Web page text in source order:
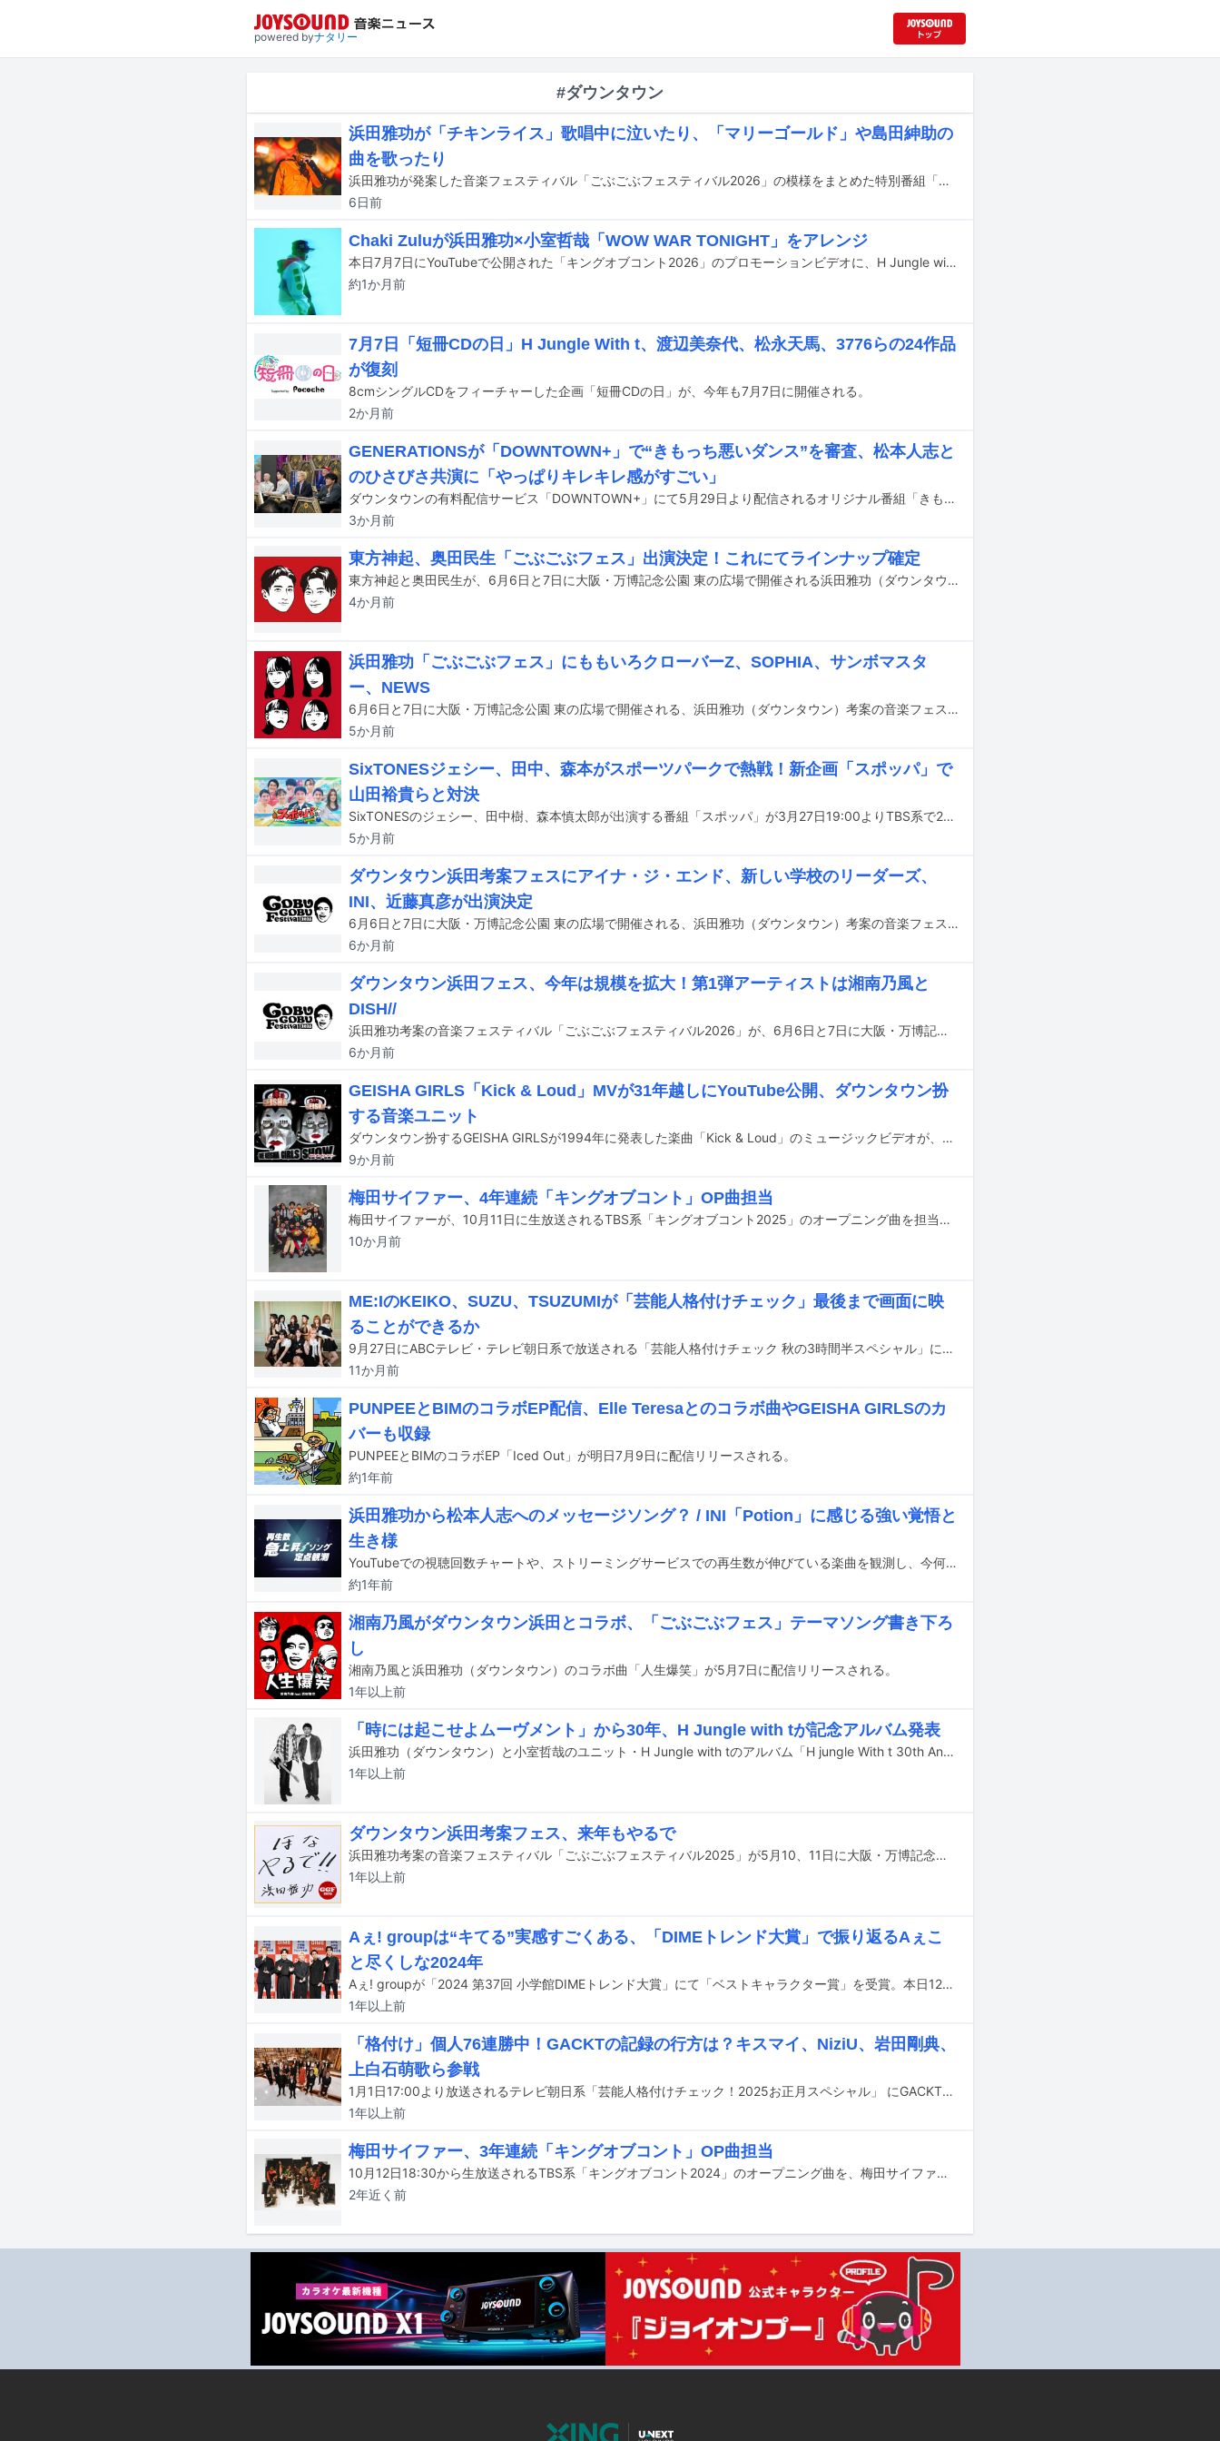
powered byナタリー
#ダウンタウン
浜田雅功が「チキンライス」歌唱中に泣いたり、「マリーゴールド」や島田紳助の
曲を歌ったり
浜田雅功が発案した音楽フェスティバル「ごぶごぶフェスティバル2026」の模様をまとめた特別番組「ごぶごぶフェス2026 2時間SP」が、8月5日にMBSで放送される。
6日前
Chaki Zuluが浜田雅功×小室哲哉「WOW WAR TONIGHT」をアレンジ
本日7月7日にYouTubeで公開された「キングオブコント2026」のプロモーションビデオに、H Jungle with tの楽曲「WOW WAR TONIGHT ～時には起こせよムーヴメント～」をChaki Zuluがアレンジした音源が使用されている。
約1か月前
7月7日「短冊CDの日」H Jungle With t、渡辺美奈代、松永天馬、3776らの24作品
が復刻
8cmシングルCDをフィーチャーした企画「短冊CDの日」が、今年も7月7日に開催される。
2か月前
GENERATIONSが「DOWNTOWN+」で“きもっち悪いダンス”を審査、松本人志と
のひさびさ共演に「やっぱりキレキレ感がすごい」
ダウンタウンの有料配信サービス「DOWNTOWN+」にて5月29日より配信されるオリジナル番組「きもっち悪いダンス選手権」にGENERATIONSの片寄涼太、小森隼、中務裕太が出演する。先日東京都内で行われた収録のあと、3人がメディアの取材に応えた。
3か月前
東方神起、奥田民生「ごぶごぶフェス」出演決定！これにてラインナップ確定
東方神起と奥田民生が、6月6日と7日に大阪・万博記念公園 東の広場で開催される浜田雅功（ダウンタウン）主催の音楽フェスティバル「ごぶごぶフェスティバル2026」に出演する。
4か月前
浜田雅功「ごぶごぶフェス」にももいろクローバーZ、SOPHIA、サンボマスタ
ー、NEWS
6月6日と7日に大阪・万博記念公園 東の広場で開催される、浜田雅功（ダウンタウン）考案の音楽フェスティバル「ごぶごぶフェスティバル2026」の出演アーティスト第3弾が発表された。
5か月前
SixTONESジェシー、田中、森本がスポーツパークで熱戦！新企画「スポッパ」で
山田裕貴らと対決
SixTONESのジェシー、田中樹、森本慎太郎が出演する番組「スポッパ」が3月27日19:00よりTBS系で2時間にわたって放送される。
5か月前
ダウンタウン浜田考案フェスにアイナ・ジ・エンド、新しい学校のリーダーズ、
INI、近藤真彦が出演決定
6月6日と7日に大阪・万博記念公園 東の広場で開催される、浜田雅功（ダウンタウン）考案の音楽フェスティバル「ごぶごぶフェスティバル2026」の出演アーティスト第2弾が発表された。
6か月前
ダウンタウン浜田フェス、今年は規模を拡大！第1弾アーティストは湘南乃風と
DISH//
浜田雅功考案の音楽フェスティバル「ごぶごぶフェスティバル2026」が、6月6日と7日に大阪・万博記念公園 東の広場で開催される。
6か月前
GEISHA GIRLS「Kick & Loud」MVが31年越しにYouTube公開、ダウンタウン扮
する音楽ユニット
ダウンタウン扮するGEISHA GIRLSが1994年に発表した楽曲「Kick & Loud」のミュージックビデオが、フォーライフミュージックエンタテイメントのYouTube公式チャンネルで公開された。
9か月前
梅田サイファー、4年連続「キングオブコント」OP曲担当
梅田サイファーが、10月11日に生放送されるTBS系「キングオブコント2025」のオープニング曲を担当する。
10か月前
ME:IのKEIKO、SUZU、TSUZUMIが「芸能人格付けチェック」最後まで画面に映
ることができるか
9月27日にABCテレビ・テレビ朝日系で放送される「芸能人格付けチェック 秋の3時間半スペシャル」にME:IのKEIKO、SUZU、TSUZUMIが出演する。
11か月前
PUNPEEとBIMのコラボEP配信、Elle Teresaとのコラボ曲やGEISHA GIRLSのカ
バーも収録
PUNPEEとBIMのコラボEP「Iced Out」が明日7月9日に配信リリースされる。
約1年前
浜田雅功から松本人志へのメッセージソング？ / INI「Potion」に感じる強い覚悟と
生き様
YouTubeでの視聴回数チャートや、ストリーミングサービスでの再生数が伸びている楽曲を観測し、今何が注目されているのかを解説する週イチ連載「再生数急上昇ソング定点観測」。今週はYouTubeで5月9日から5月15日にかけて集計されたミュージックビデオランキングの中から要注目トピックをピックアップします。
約1年前
湘南乃風がダウンタウン浜田とコラボ、「ごぶごぶフェス」テーマソング書き下ろ
し
湘南乃風と浜田雅功（ダウンタウン）のコラボ曲「人生爆笑」が5月7日に配信リリースされる。
1年以上前
「時には起こせよムーヴメント」から30年、H Jungle with tが記念アルバム発表
浜田雅功（ダウンタウン）と小室哲哉のユニット・H Jungle with tのアルバム「H jungle With t 30th Anniversary Collection」が3月19日にリリースされる。
1年以上前
ダウンタウン浜田考案フェス、来年もやるで
浜田雅功考案の音楽フェスティバル「ごぶごぶフェスティバル2025」が5月10、11日に大阪・万博記念公園 もみじ川芝生広場で開催される。
1年以上前
Aぇ! groupは“キてる”実感すごくある、「DIMEトレンド大賞」で振り返るAぇこ
と尽くしな2024年
Aぇ! groupが「2024 第37回 小学館DIMEトレンド大賞」にて「ベストキャラクター賞」を受賞。本日12月11日に東京・青山グランドホールにて行われた発表・贈賞式に登壇した。
1年以上前
「格付け」個人76連勝中！GACKTの記録の行方は？キスマイ、NiziU、岩田剛典、
上白石萌歌ら参戦
1月1日17:00より放送されるテレビ朝日系「芸能人格付けチェック！2025お正月スペシャル」 にGACKT、岩田剛典（三代目 J SOUL BROTHERS、EXILE）、Kis-My-Ft2、NiziU、上白石萌歌が出演する。
1年以上前
梅田サイファー、3年連続「キングオブコント」OP曲担当
10月12日18:30から生放送されるTBS系「キングオブコント2024」のオープニング曲を、梅田サイファーが担当することが決定した。
2年近く 前